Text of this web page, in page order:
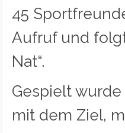
45
Aufruf und
Nat“.
Gespielt
mit dem Ziel,